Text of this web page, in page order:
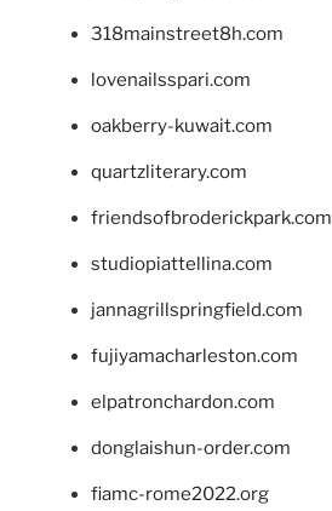
318mainstreet8h.com
lovenailsspari.com
oakberry-kuwait.com
quartzliterary.com
friendsofbroderickpark.com
studiopiattellina.com
jannagrillspringfield.com
fujiyamacharleston.com
elpatronchardon.com
donglaishun-order.com
fiamc-rome2022.org